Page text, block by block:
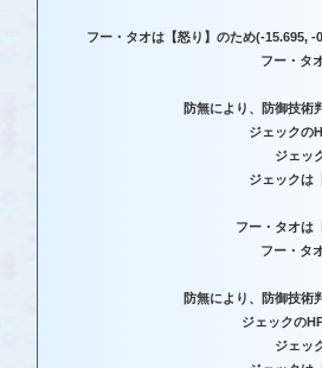
フー・タオは【怒り】のため(-15.695, -
フー・タ
防無により、防御技術
ジェックの
ジェッ
ジェックは
フー・タオは
フー・タ
防無により、防御技術
ジェックの
ジェッ